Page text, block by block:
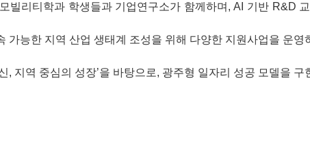
빌리티학과 학생들과 기업연구소가 함께하며, AI 기반 R&D
가능한 지역 산업 생태계 조성을 위해 다양한 지원사업을 운영
, 지역 중심의 성장’을 바탕으로, 광주형 일자리 성공 모델을